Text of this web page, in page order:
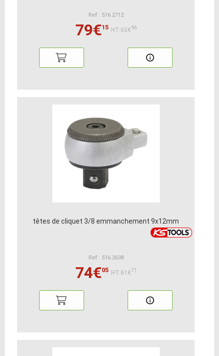
Ref : 516.2712
79€15 HT:65€96
têtes de cliquet 3/8 emmanchement 9x12mm
Ref : 516.2638
74€05 HT:61€71